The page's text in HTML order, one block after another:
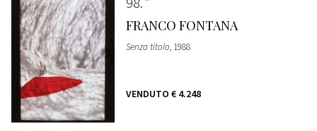
FRANCO FONTANA
Senza titolo, 1988
VENDUTO € 4.248